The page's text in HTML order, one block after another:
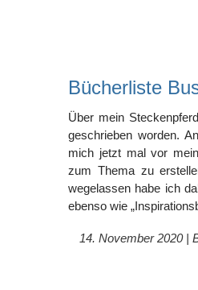
Bücherliste
Über mein
geschrieben worden.
mich jetzt mal vor
zum Thema zu
wegelassen habe ich
ebenso wie
14. November 2020 |